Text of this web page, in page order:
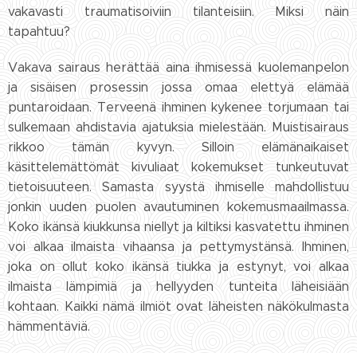
vakavasti traumatisoiviin tilanteisiin. Miksi näin
tapahtuu?
Vakava sairaus herättää aina ihmisessä kuolemanpelon
ja sisäisen prosessin jossa omaa elettyä elämää
puntaroidaan. Terveenä ihminen kykenee torjumaan tai
sulkemaan ahdistavia ajatuksia mielestään. Muistisairaus
rikkoo tämän kyvyn. Silloin elämänaikaiset
käsittelemättömät kivuliaat kokemukset tunkeutuvat
tietoisuuteen. Samasta syystä ihmiselle mahdollistuu
jonkin uuden puolen avautuminen kokemusmaailmassa.
Koko ikänsä kiukkunsa niellyt ja kiltiksi kasvatettu ihminen
voi alkaa ilmaista vihaansa ja pettymystänsä. Ihminen,
joka on ollut koko ikänsä tiukka ja estynyt, voi alkaa
ilmaista lämpimiä ja hellyyden tunteita läheisiään
kohtaan. Kaikki nämä ilmiöt ovat läheisten näkökulmasta
hämmentäviä.